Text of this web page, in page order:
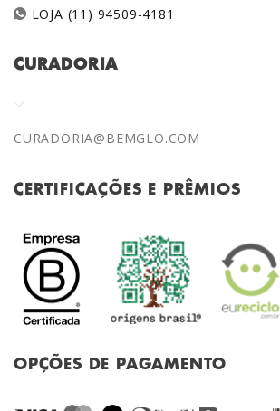
LOJA (11) 94509-4181
CURADORIA
CURADORIA@BEMGLO.COM
CERTIFICAÇÕES E PRÊMIOS
OPÇÕES DE PAGAMENTO